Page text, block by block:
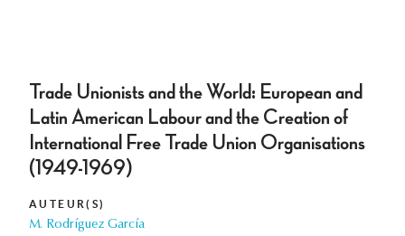
Trade Unionists and the World: European and
Latin American Labour and the Creation of
International Free Trade Union Organisations
(1949-1969)
AUTEUR(S)
M. Rodríguez García